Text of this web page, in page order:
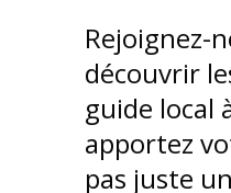
Rejoignez-
découvrir
guide local
apportez
pas juste